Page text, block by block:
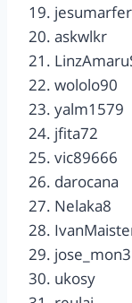
19. jesumarfer
20. askwlkr
21.
22. wololo90
23. yalm1579
24. jfita72
25. vic89666
26. darocana
27. Nelaka8
28.
29. jose_mon3
30. ukosy